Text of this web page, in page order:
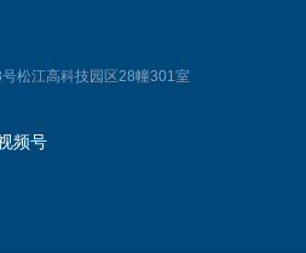
松江高科技园区28幢301室
频号